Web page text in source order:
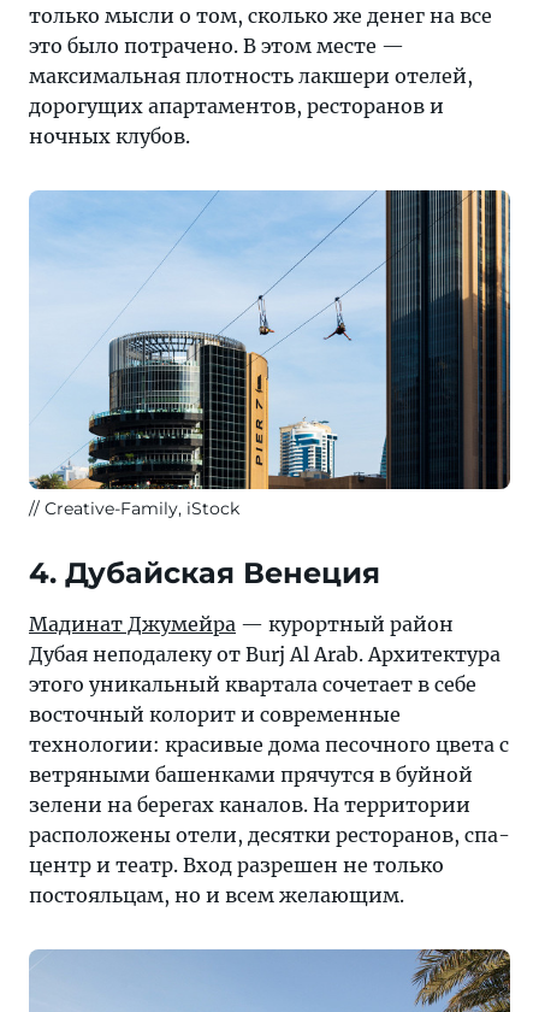
только мысли о том, сколько же денег на все
это было потрачено. В этом месте —
максимальная плотность лакшери отелей,
дорогущих апартаментов, ресторанов и
ночных клубов.
Creative-Family, iStock
4. Дубайская Венеция
Мадинат Джумейра — курортный район
Дубая неподалеку от Burj Al Arab. Архитектура
этого уникальный квартала сочетает в себе
восточный колорит и современные
технологии: красивые дома песочного цвета с
ветряными башенками прячутся в буйной
зелени на берегах каналов. На территории
расположены отели, десятки ресторанов, спа-
центр и театр. Вход разрешен не только
постояльцам, но и всем желающим.